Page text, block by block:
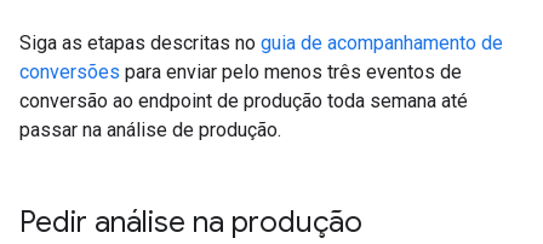
Siga as etapas descritas no guia de acompanhamento de
conversões para enviar pelo menos três eventos de
conversão ao endpoint de produção toda semana até
passar na análise de produção.
Pedir análise na produção